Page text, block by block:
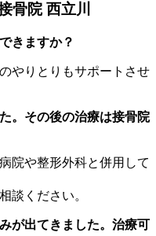
骨院 西立川
きますか？
やりとりもサポートさせ
。その後の治療は接骨院
院や整形外科と併用して
談ください。
が出てきました。治療可